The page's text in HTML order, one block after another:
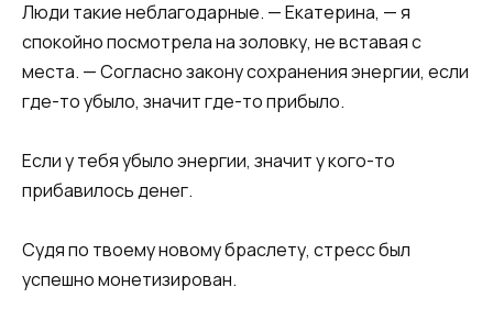
Люди такие неблагодарные. — Екатерина, — я
спокойно посмотрела на золовку, не вставая с
места. — Согласно закону сохранения энергии, если
где-то убыло, значит где-то прибыло.
Если у тебя убыло энергии, значит у кого-то
прибавилось денег.
Судя по твоему новому браслету, стресс был
успешно монетизирован.